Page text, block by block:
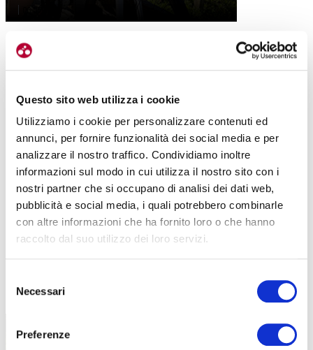
Questo sito web utilizza i cookie
Utilizziamo i cookie per personalizzare contenuti ed
annunci, per fornire funzionalità dei social media e per
analizzare il nostro traffico. Condividiamo inoltre
informazioni sul modo in cui utilizza il nostro sito con i
nostri partner che si occupano di analisi dei dati web,
pubblicità e social media, i quali potrebbero combinarle
con altre informazioni che ha fornito loro o che hanno
raccolto dal suo utilizzo dei loro servizi.
delNecessari
Preferenze
TUTTE LE CATEGORIE DEL MAGAZINE